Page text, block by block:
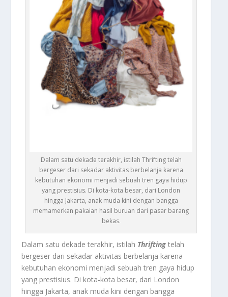
Dalam satu dekade terakhir, istilah Thrifting telah
bergeser dari sekadar aktivitas berbelanja karena
kebutuhan ekonomi menjadi sebuah tren gaya hidup
yang prestisius. Di kota-kota besar, dari London
hingga Jakarta, anak muda kini dengan bangga
memamerkan pakaian hasil buruan dari pasar barang
bekas.
Dalam satu dekade terakhir, istilah Thrifting telah
bergeser dari sekadar aktivitas berbelanja karena
kebutuhan ekonomi menjadi sebuah tren gaya hidup
yang prestisius. Di kota-kota besar, dari London
hingga Jakarta, anak muda kini dengan bangga